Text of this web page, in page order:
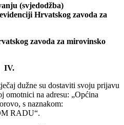
(svjedodžba)
Hrvatskog zavoda za
zavoda za mirovinsko
IV.
dužne su dostaviti svoju prijavu
omotnici na adresu: „Općina
s naznakom:
RADU“.